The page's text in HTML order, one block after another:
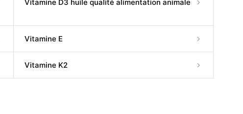
Vitamine D3 huile qualité alimentation animale
Vitamine E
Vitamine K2